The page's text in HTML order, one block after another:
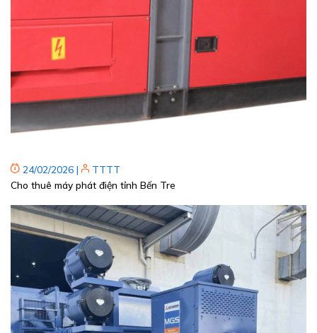
24/02/2026 |
TTTT
Cho thuê máy phát điện tỉnh Bến Tre